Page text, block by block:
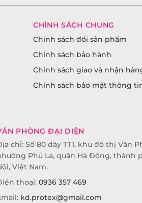
CHÍNH SÁCH CHUNG
Chính sách đổi sản phẩm
Chính sách bảo hành
Chính sách giao và nhận
Chính sách bảo mật thông
PHÒNG ĐẠI DIỆN
chỉ: Số 80 dãy TT1, khu đô thị Văn
Phú La, quận Hà Đông, thành
Việt Nam.
thoại:0936 357 469
kd.protex@gmail.com